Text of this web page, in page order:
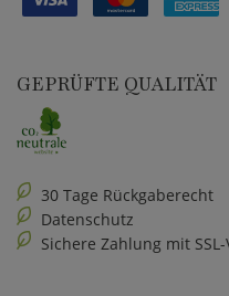
GEPRÜFTE QUALITÄT
30 Tage Rückgaberecht
Datenschutz
Sichere Zahlung mit